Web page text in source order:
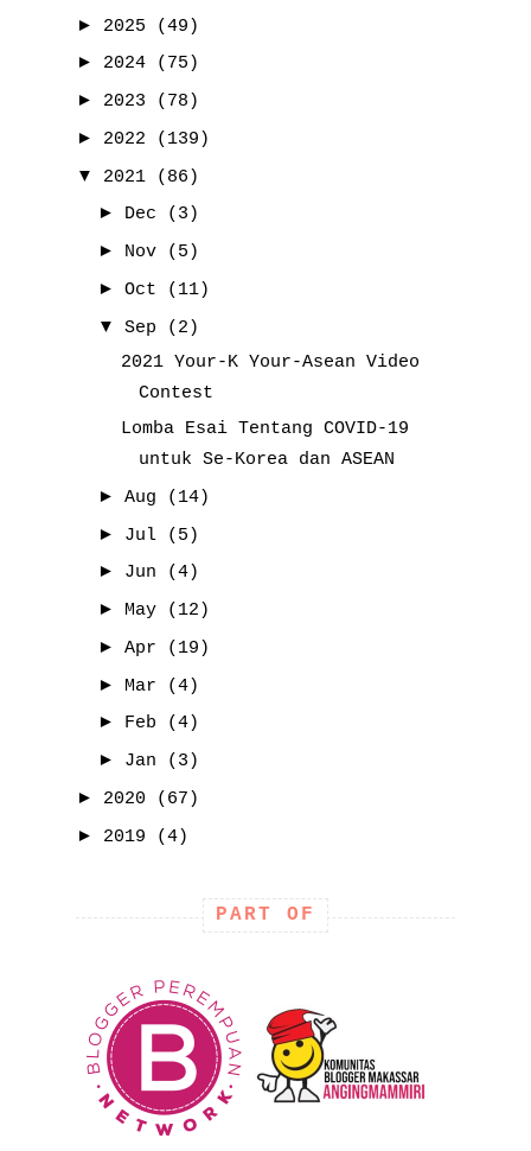
► 2025
(49)
► 2024
(75)
► 2023
(78)
► 2022
(139)
▼
2021
(86)
► Dec
(3)
► Nov
(5)
► Oct
(11)
▼
Sep
(2)
2021 Your-K Your-Asean Video
Contest
Lomba Esai Tentang COVID-19
untuk Se-Korea dan ASEAN
► Aug
(14)
► Jul
(5)
► Jun
(4)
► May
(12)
► Apr
(19)
► Mar
(4)
► Feb
(4)
► Jan
(3)
► 2020
(67)
► 2019 (4)
PART OF